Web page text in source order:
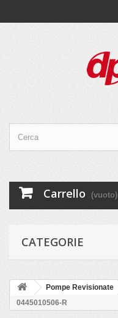
Carrello (vuoto)
CATEGORIE
Pompe Revisionate
0445010506-R